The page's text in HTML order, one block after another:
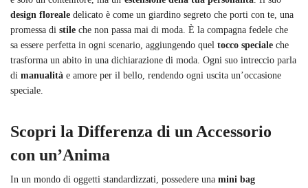
design floreale delicato è come un giardino segreto che porti con te, una
promessa di stile che non passa mai di moda. È la compagna fedele che
sa essere perfetta in ogni scenario, aggiungendo quel tocco speciale che
trasforma un abito in una dichiarazione di moda. Ogni suo intreccio parla
di manualità e amore per il bello, rendendo ogni uscita un’occasione
speciale.
Scopri la Differenza di un Accessorio
con un’Anima
In un mondo di oggetti standardizzati, possedere una mini bag